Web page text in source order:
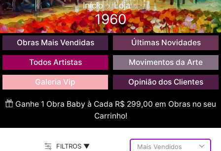
Início Loja
1960
Obras Mais Vendidas Últimas Novidades
Todos Artistas Movimentos da Arte
Galeria Vip Opinião dos Clientes
Ganhe 1 Obra Baby à Cada R$ 299,00 em Obras no seu
Carrinho!
FILTROS ▼